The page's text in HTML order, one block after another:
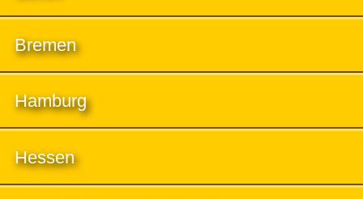
Bremen
Hamburg
Hessen